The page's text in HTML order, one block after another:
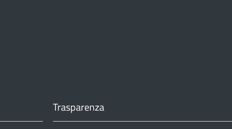
Trasparenza